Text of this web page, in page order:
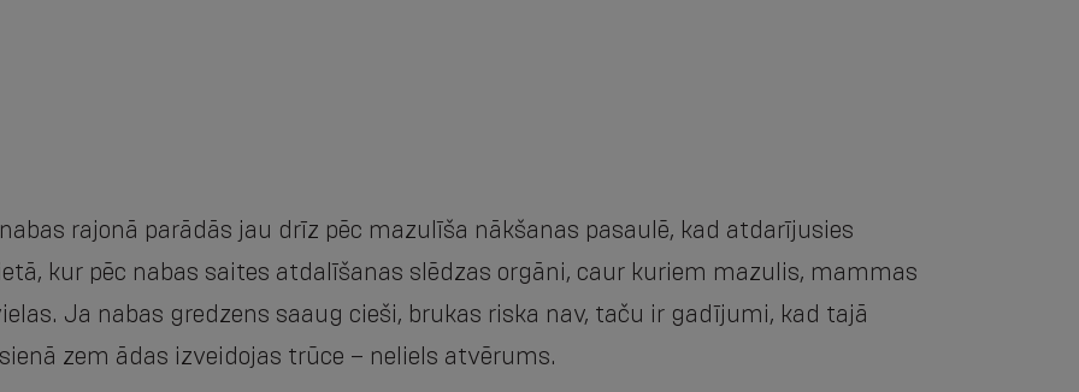
rajonā parādās jau drīz pēc mazulīša nākšanas pasaulē, kad atdarījusies
kur pēc nabas saites atdalīšanas slēdzas orgāni, caur kuriem mazulis, mammas
Ja nabas gredzens saaug cieši, brukas riska nav, taču ir gadījumi, kad tajā
zem ādas izveidojas trūce – neliels atvērums.